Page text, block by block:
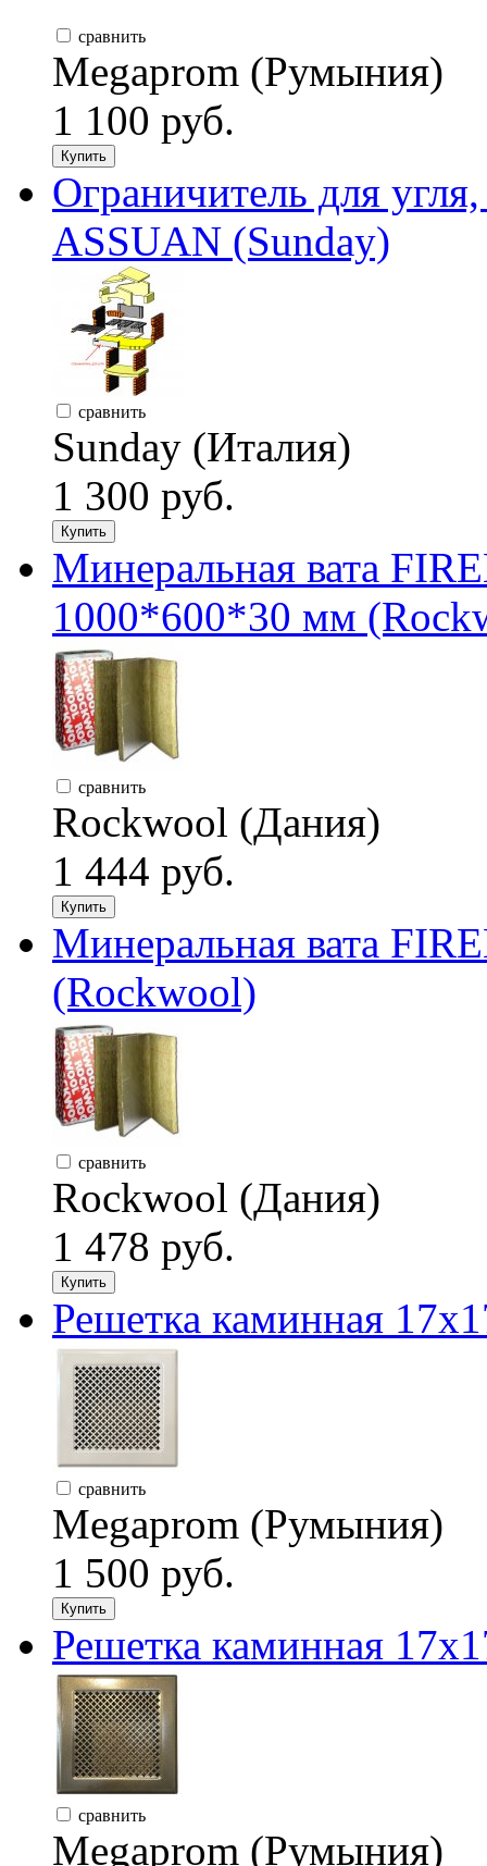
сравнить
Megaprom (Румыния)
1 100 руб.
Купить
Ограничитель для
ASSUAN (Sunday)
сравнить
Sunday (Италия)
1 300 руб.
Купить
Минеральная вата
1000*600*30 мм
сравнить
Rockwool (Дания)
1 444 руб.
Купить
Минеральная вата
(Rockwool)
сравнить
Rockwool (Дания)
1 478 руб.
Купить
Решетка каминная
сравнить
Megaprom (Румыния)
1 500 руб.
Купить
Решетка каминная
сравнить
Megaprom (Румыния)